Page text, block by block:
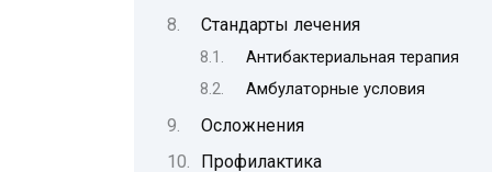
Стандарты лечения
Антибактериальная терапия
Амбулаторные условия
Осложнения
Профилактика